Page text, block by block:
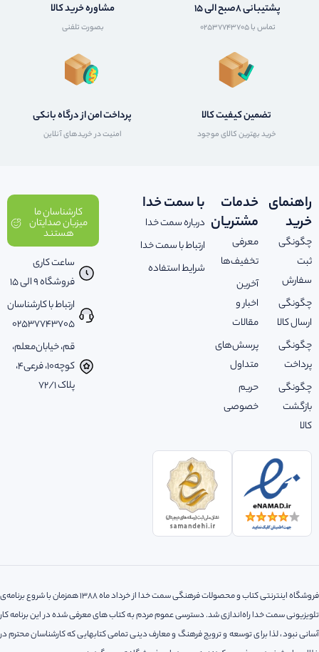
پشتیبانی 8صبح الی 15
تماس با 02537743705
مشاوره خرید کالا
بصورت تلفنی
تضمین کیفیت کالا
خرید بهترین کالای موجود
پرداخت امن از درگاه بانکی
امنیت در خریدهای آنلاین
راهنمای
خرید
چگونگی
ثبت
سفارش
چگونگی
ارسال کالا
چگونگی
پرداخت
چگونگی
بازگشت
کالا
خدمات
مشتریان
معرفی
تخفیف‌ها
آخرین
اخبار و
مقالات
پرسش‌های
متداول
حریم
خصوصی
با سمت خدا
درباره سمت خدا
ارتباط با سمت خدا
شرایط استفاده
کارشناسان ما
میزبان صدایتان
هستند
ساعت کاری
فروشگاه 9 الی 15
ارتباط با کارشناسان
02537743705
قم، خیابان‌معلم،
کوچه‌10، فرعی‌4،
پلاک ‌72/1
فروشگاه اینترنتی کتاب و محصولات فرهنگی سمت خدا از خرداد ماه 1388 همزمان با شروع برنامه‌ی
تلویزیونی سمت خدا راه‌اندازی شد. دسترسی عموم مردم به کتاب های معرفی شده در این برنامه کار
آسانی نبود، لذا‌ برای توسعه و ترویج فرهنگ و معارف دینی تمامی کتابهایی که کارشناسان محترم در